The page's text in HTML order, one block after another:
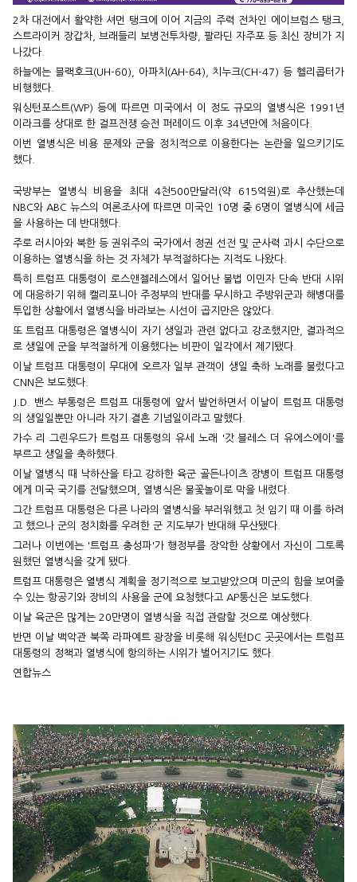
2차 대전에서 활약한 셔먼 탱크에 이어 지금의 주력 전차인 에이브럼스 탱크,
스트라이커 장갑차, 브래들리 보병전투차량, 팔라딘 자주포 등 최신 장비가 지
나갔다.
하늘에는 블랙호크(UH-60), 아파치(AH-64), 치누크(CH-47) 등 헬리콥터가
비행했다.
워싱턴포스트(WP) 등에 따르면 미국에서 이 정도 규모의 열병식은 1991년
이라크를 상대로 한 걸프전쟁 승전 퍼레이드 이후 34년만에 처음이다.
이번 열병식은 비용 문제와 군을 정치적으로 이용한다는 논란을 일으키기도
했다.
국방부는 열병식 비용을 최대 4천500만달러(약 615억원)로 추산했는데
NBC와 ABC 뉴스의 여론조사에 따르면 미국인 10명 중 6명이 열병식에 세금
을 사용하는 데 반대했다.
주로 러시아와 북한 등 권위주의 국가에서 정권 선전 및 군사력 과시 수단으로
이용하는 열병식을 하는 것 자체가 부적절하다는 지적도 나왔다.
특히 트럼프 대통령이 로스앤젤레스에서 일어난 불법 이민자 단속 반대 시위
에 대응하기 위해 캘리포니아 주정부의 반대를 무시하고 주방위군과 해병대를
투입한 상황에서 열병식을 바라보는 시선이 곱지만은 않았다.
또 트럼프 대통령은 열병식이 자기 생일과 관련 없다고 강조했지만, 결과적으
로 생일에 군을 부적절하게 이용했다는 비판이 일각에서 제기됐다.
이날 트럼프 대통령이 무대에 오르자 일부 관객이 생일 축하 노래를 불렀다고
CNN은 보도했다.
J.D. 밴스 부통령은 트럼프 대통령에 앞서 발언하면서 이날이 트럼프 대통령
의 생일일뿐만 아니라 자기 결혼 기념일이라고 말했다.
가수 리 그린우드가 트럼프 대통령의 유세 노래 '갓 블레스 더 유에스에이'를
부르고 생일을 축하했다.
이날 열병식 때 낙하산을 타고 강하한 육군 골든나이츠 장병이 트럼프 대통령
에게 미국 국기를 전달했으며, 열병식은 불꽃놀이로 막을 내렸다.
그간 트럼프 대통령은 다른 나라의 열병식을 부러워했고 첫 임기 때 이를 하려
고 했으나 군의 정치화를 우려한 군 지도부가 반대해 무산됐다.
그러나 이번에는 '트럼프 충성파'가 행정부를 장악한 상황에서 자신이 그토록
원했던 열병식을 갖게 됐다.
트럼프 대통령은 열병식 계획을 정기적으로 보고받았으며 미군의 힘을 보여줄
수 있는 항공기와 장비의 사용을 군에 요청했다고 AP통신은 보도했다.
이날 육군은 많게는 20만명이 열병식을 직접 관람할 것으로 예상했다.
반면 이날 백악관 북쪽 라파예트 광장을 비롯해 워싱턴DC 곳곳에서는 트럼프
대통령의 정책과 열병식에 항의하는 시위가 벌어지기도 했다.
연합뉴스